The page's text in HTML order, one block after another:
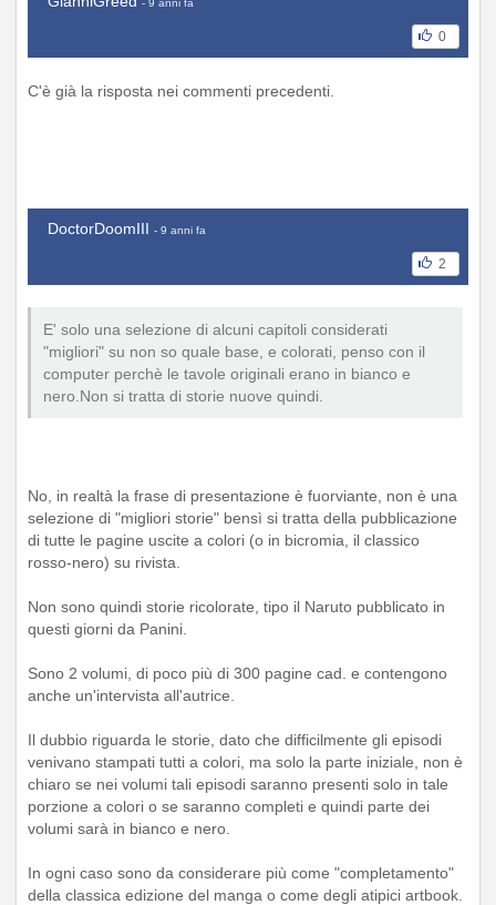
- 9 anni fa
0
C'è già la risposta nei commenti precedenti.
DoctorDoomIII - 9 anni fa
2
E' solo una selezione di alcuni capitoli considerati
"migliori" su non so quale base, e colorati, penso con il
computer perchè le tavole originali erano in bianco e
nero.Non si tratta di storie nuove quindi.
No, in realtà la frase di presentazione è fuorviante, non è una
selezione di "migliori storie" bensì si tratta della pubblicazione
di tutte le pagine uscite a colori (o in bicromia, il classico
rosso-nero) su rivista.
Non sono quindi storie ricolorate, tipo il Naruto pubblicato in
questi giorni da Panini.
Sono 2 volumi, di poco più di 300 pagine cad. e contengono
anche un'intervista all'autrice.
Il dubbio riguarda le storie, dato che difficilmente gli episodi
venivano stampati tutti a colori, ma solo la parte iniziale, non è
chiaro se nei volumi tali episodi saranno presenti solo in tale
porzione a colori o se saranno completi e quindi parte dei
volumi sarà in bianco e nero.
In ogni caso sono da considerare più come "completamento"
della classica edizione del manga o come degli atipici artbook.